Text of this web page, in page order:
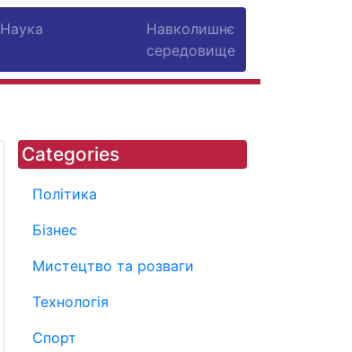
Наука
Навколишнє
середовище
Categories
Політика
Бізнес
Мистецтво та розваги
Технологія
Спорт